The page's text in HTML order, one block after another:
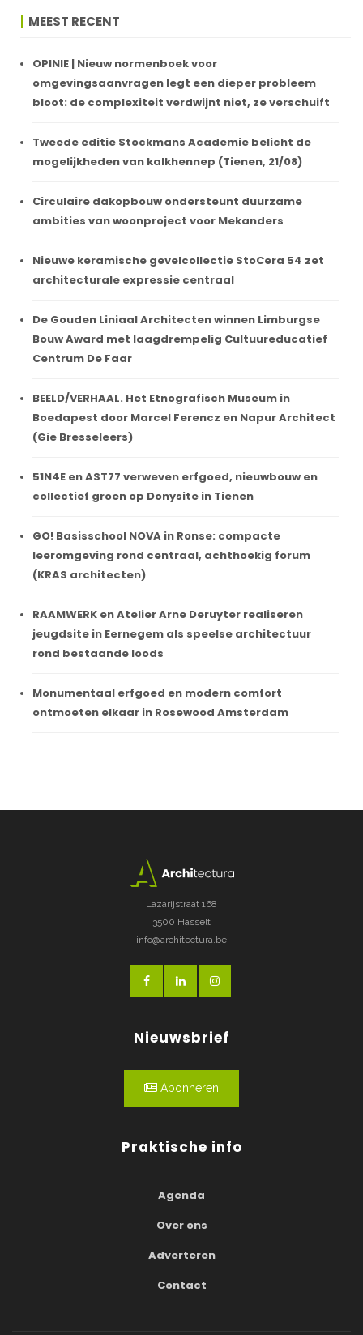
MEEST RECENT
OPINIE | Nieuw normenboek voor
omgevingsaanvragen legt een dieper probleem
bloot: de complexiteit verdwijnt niet, ze verschuift
Tweede editie Stockmans Academie belicht de
mogelijkheden van kalkhennep (Tienen, 21/08)
Circulaire dakopbouw ondersteunt duurzame
ambities van woonproject voor Mekanders
Nieuwe keramische gevelcollectie StoCera 54 zet
architecturale expressie centraal
De Gouden Liniaal Architecten winnen Limburgse
Bouw Award met laagdrempelig Cultuureducatief
Centrum De Faar
BEELD/VERHAAL. Het Etnografisch Museum in
Boedapest door Marcel Ferencz en Napur Architect
(Gie Bresseleers)
51N4E en AST77 verweven erfgoed, nieuwbouw en
collectief groen op Donysite in Tienen
GO! Basisschool NOVA in Ronse: compacte
leeromgeving rond centraal, achthoekig forum
(KRAS architecten)
RAAMWERK en Atelier Arne Deruyter realiseren
jeugdsite in Eernegem als speelse architectuur
rond bestaande loods
Monumentaal erfgoed en modern comfort
ontmoeten elkaar in Rosewood Amsterdam
Lazarijstraat 168
3500 Hasselt
info@architectura.be
Nieuwsbrief
Abonneren
Praktische info
Agenda
Over ons
Adverteren
Contact